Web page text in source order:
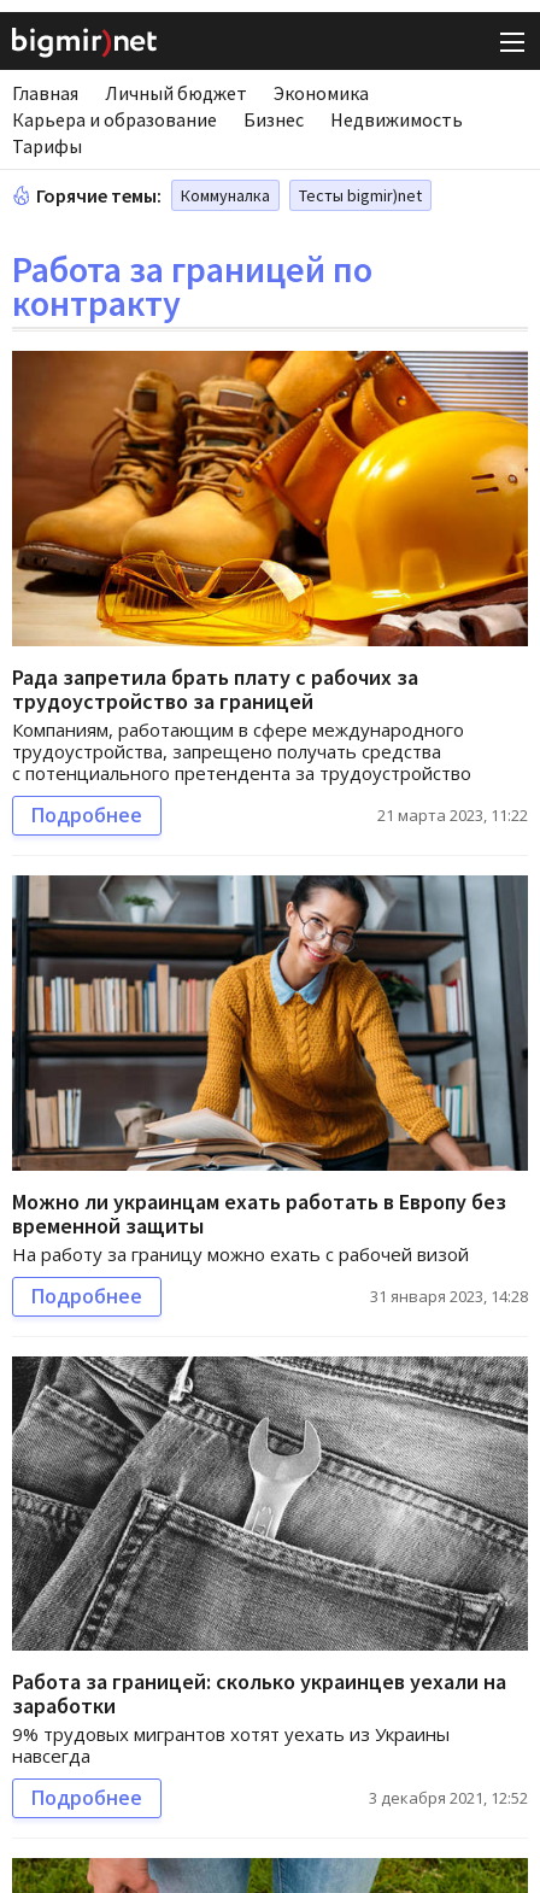
Главная Личный бюджет
Экономика
Карьера и образование
Бизнес
Недвижимость
Тарифы
Горячие темы: Коммуналка Тесты bigmir)net
Работа за границей по
контракту
Рада запретила брать плату с рабочих за
трудоустройство за границей
Компаниям, работающим в сфере международного
трудоустройства, запрещено получать средства
с потенциального претендента за трудоустройство
Подробнее 21 марта 2023, 11:22
Можно ли украинцам ехать работать в Европу без
временной защиты
На работу за границу можно ехать с рабочей визой
Подробнее 31 января 2023, 14:28
Работа за границей: сколько украинцев уехали на
заработки
9% трудовых мигрантов хотят уехать из Украины
навсегда
Подробнее 3 декабря 2021, 12:52